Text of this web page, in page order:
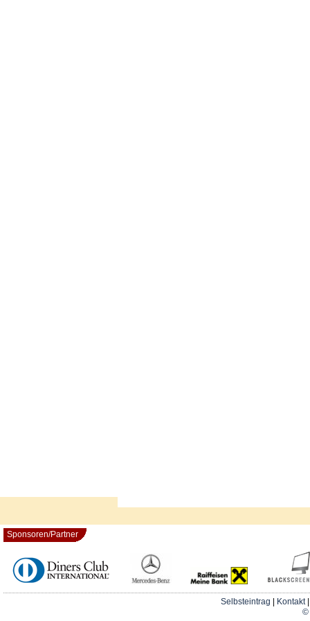
Sponsoren/Partner
Selbsteintrag Kontakt
©